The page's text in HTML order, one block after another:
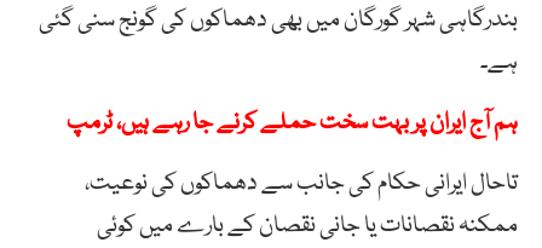
بندرگاہی شہر گورگان میں بھی دھماکوں کی گونج سنی گئی
ہے۔
ہم آج ایران پر بہت سخت حملے کرنے جا رہے ہیں، ٹرمپ
تاحال ایرانی حکام کی جانب سے دھماکوں کی نوعیت،
ممکنہ نقصانات یا جانی نقصان کے بارے میں کوئی